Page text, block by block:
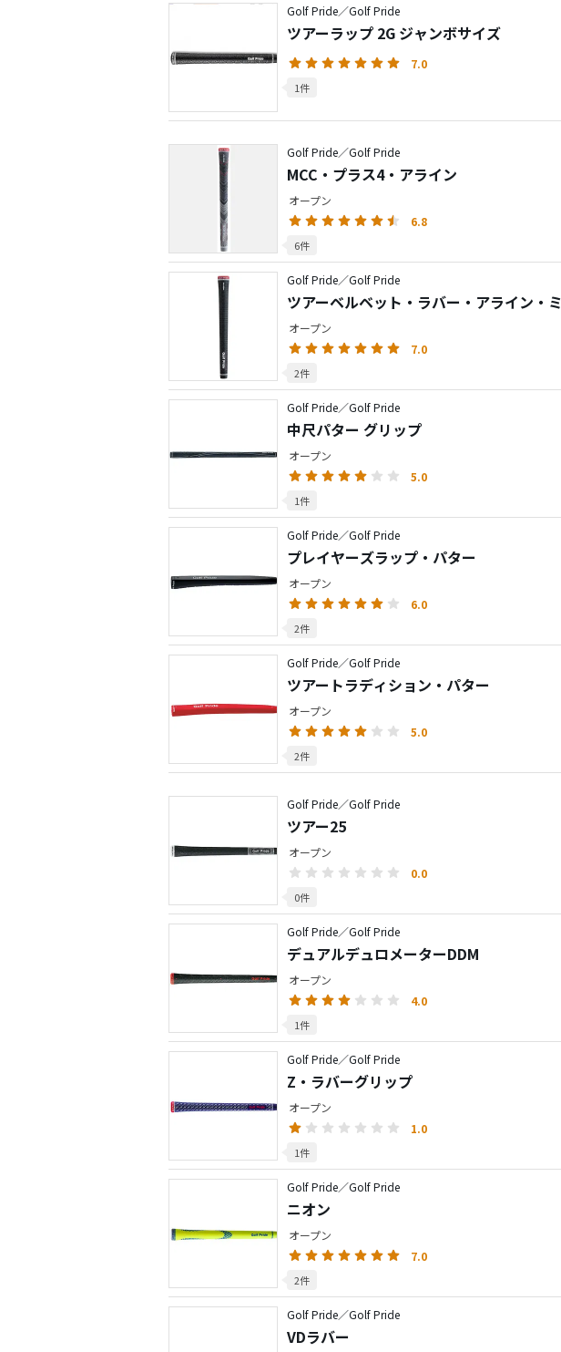
Golf Pride／Golf Pride
ツアーラップ 2G ジャンボサイズ
7.0
1件
Golf Pride／Golf Pride
MCC・プラス4・アライン
オープン
6.8
6件
Golf Pride／Golf Pride
ツアーベルベット・ラバー・アライン・
オープン
7.0
2件
Golf Pride／Golf Pride
中尺パター グリップ
オープン
5.0
1件
Golf Pride／Golf Pride
プレイヤーズラップ・パター
オープン
6.0
2件
Golf Pride／Golf Pride
ツアートラディション・パター
オープン
5.0
2件
Golf Pride／Golf Pride
ツアー25
オープン
0.0
0件
Golf Pride／Golf Pride
デュアルデュロメーターDDM
オープン
4.0
1件
Golf Pride／Golf Pride
Z・ラバーグリップ
オープン
1.0
1件
Golf Pride／Golf Pride
ニオン
オープン
7.0
2件
Golf Pride／Golf Pride
VDラバー